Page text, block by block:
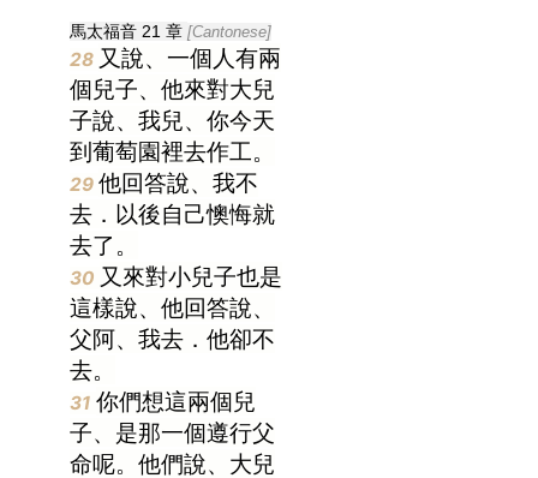
馬太福音 21 章 [Cantonese]
28 又說、一個人有兩
個兒子、他來對大兒
子說、我兒、你今天
到葡萄園裡去作工。
29 他回答說、我不
去．以後自己懊悔就
去了。
30 又來對小兒子也是
這樣說、他回答說、
父阿、我去．他卻不
去。
31 你們想這兩個兒
子、是那一個遵行父
命呢。他們說、大兒